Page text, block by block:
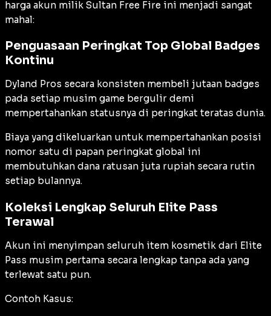
harga akun milik Sultan Free Fire ini menjadi sangat
mahal:
Penguasaan Peringkat Top Global Badges
Kontinu
Dyland Pros secara konsisten membeli jutaan badges
pada setiap musim game bergulir demi
mempertahankan statusnya di peringkat teratas dunia.
Biaya yang dikeluarkan untuk mempertahankan posisi
nomor satu di papan peringkat global ini
membutuhkan dana ratusan juta rupiah secara rutin
setiap bulannya.
Koleksi Lengkap Seluruh Elite Pass
Terawal
Akun ini menyimpan seluruh item kosmetik dari Elite
Pass musim pertama secara lengkap tanpa ada yang
terlewat satu pun.
Contoh Kasus: